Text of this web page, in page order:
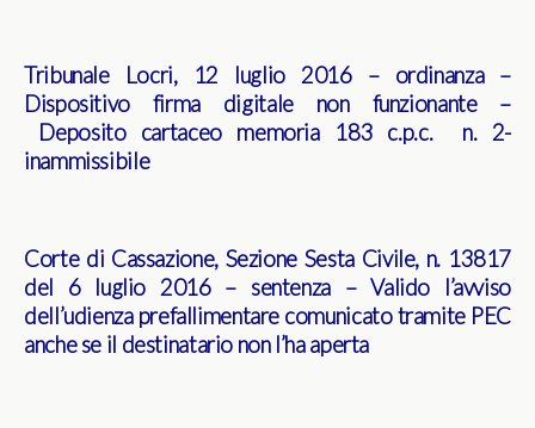
Tribunale Locri, 12 luglio 2016 – ordinanza –
Dispositivo firma digitale non funzionante –
Deposito cartaceo memoria 183 c.p.c. n. 2-
inammissibile
Corte di Cassazione, Sezione Sesta Civile, n. 13817
del 6 luglio 2016 – sentenza – Valido l’avviso
dell’udienza prefallimentare comunicato tramite PEC
anche se il destinatario non l’ha aperta